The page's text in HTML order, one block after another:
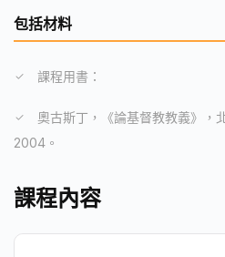
包括材料
課程用書：
奧古斯丁，《論基督教教義》，
2004。
課程內容